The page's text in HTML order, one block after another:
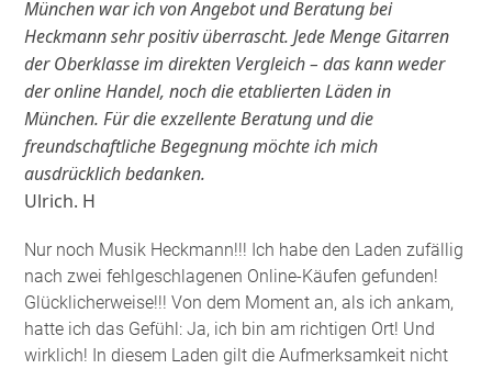
München war ich von Angebot und Beratung bei
Heckmann sehr positiv überrascht. Jede Menge Gitarren
der Oberklasse im direkten Vergleich – das kann weder
der online Handel, noch die etablierten Läden in
München. Für die exzellente Beratung und die
freundschaftliche Begegnung möchte ich mich
ausdrücklich bedanken.
Ulrich. H
Nur noch Musik Heckmann!!! Ich habe den Laden zufällig
nach zwei fehlgeschlagenen Online-Käufen gefunden!
Glücklicherweise!!! Von dem Moment an, als ich ankam,
hatte ich das Gefühl: Ja, ich bin am richtigen Ort! Und
wirklich! In diesem Laden gilt die Aufmerksamkeit nicht